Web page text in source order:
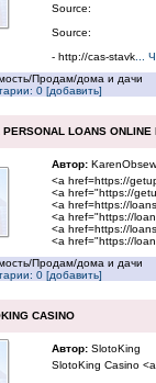
Source:
Source:
- http://cas-stavk...
Продам/дома и дачи
0 [добавить]
PERSONAL LOANS ONLINE
Автор: KarenObsew
<a href=https://
<a href="https://
<a href=https://
<a href="https://
<a href=https://
<a href="https://
Продам/дома и дачи
0 [добавить]
CASINO
Автор: SlotoKing
SlotoKing Casino